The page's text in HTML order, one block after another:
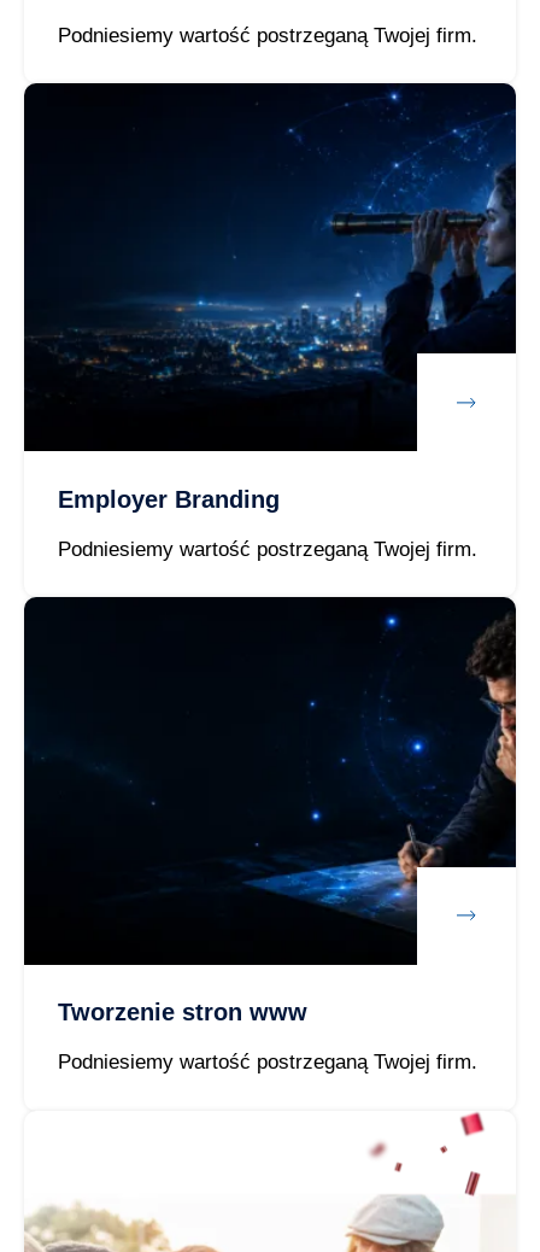
Podniesiemy wartość postrzeganą Twojej firm.
Employer Branding
Podniesiemy wartość postrzeganą Twojej firm.
Tworzenie stron www
Podniesiemy wartość postrzeganą Twojej firm.